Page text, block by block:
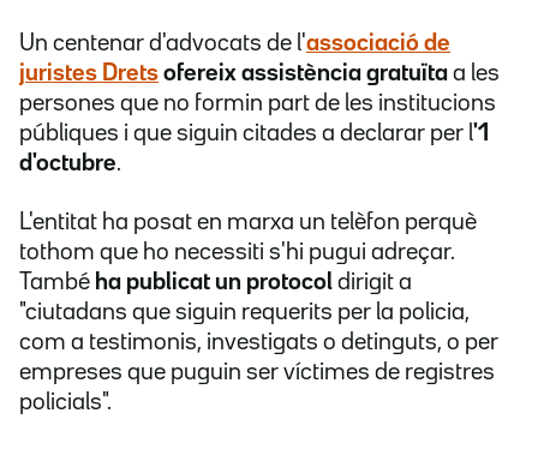
Un centenar d'advocats de l'associació de
juristes Drets ofereix assistència gratuïta a les
persones que no formin part de les institucions
públiques i que siguin citades a declarar per l'1
d'octubre.
L'entitat ha posat en marxa un telèfon perquè
tothom que ho necessiti s'hi pugui adreçar.
També ha publicat un protocol dirigit a
"ciutadans que siguin requerits per la policia,
com a testimonis, investigats o detinguts, o per
empreses que puguin ser víctimes de registres
policials".